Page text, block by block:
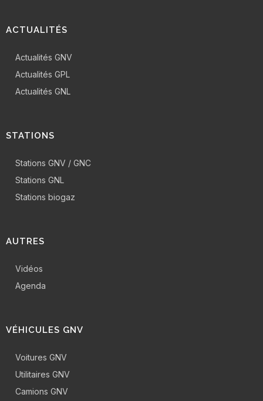
ACTUALITÉS
Actualités GNV
Actualités GPL
Actualités GNL
STATIONS
Stations GNV / GNC
Stations GNL
Stations biogaz
AUTRES
Vidéos
Agenda
VÉHICULES GNV
Voitures GNV
Utilitaires GNV
Camions GNV